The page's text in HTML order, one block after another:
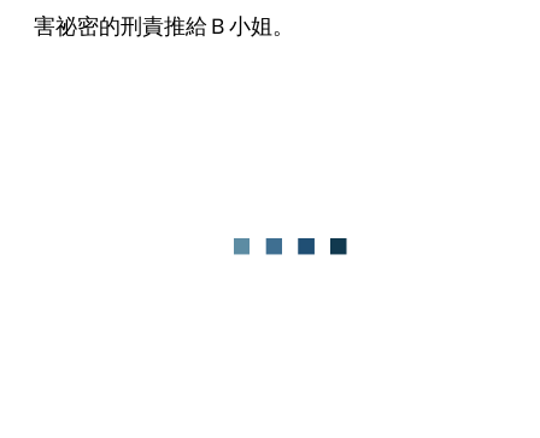
害祕密的刑責推給Ｂ小姐。